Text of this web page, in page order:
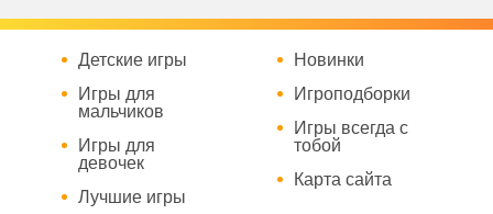
Детские игры
Игры для
мальчиков
Игры для
девочек
Лучшие игры
Новинки
Игроподборки
Игры всегда с
тобой
Карта сайта